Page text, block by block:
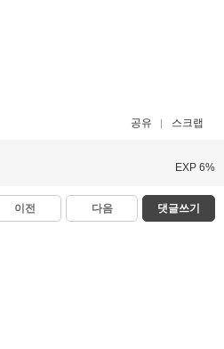
공유 스크랩
EXP 6%
이전 다음 댓글쓰기